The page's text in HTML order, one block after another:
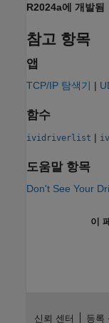
R2024a에 개발됨
참고 항목
앱
TCP/IP 탐색기 |
함수
ividriverlist |
도움말 항목
Don't See Your
이
신뢰 센터 등록